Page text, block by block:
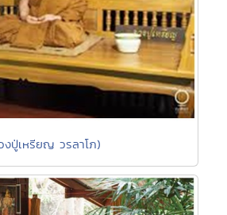
ปู่เหรียญ วรลาโภ)